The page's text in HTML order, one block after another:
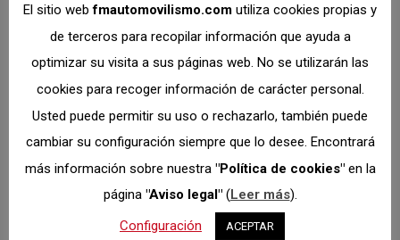
Rallye Sólo Clio-
Arganda, primera
prueba puntuable
para el
Campeonato de
El sitio webfmautomovilismo.com utiliza cookies propias y
de terceros para recopilar información que ayuda a
optimizar su visita a sus páginas web. No se utilizarán las
cookies para recoger información de carácter personal.
Usted puede permitir su uso o rechazarlo, también puede
cambiar su configuración siempre que lo desee. Encontrará
más información sobre nuestra "Política de cookies"en la
página "Aviso legal"(Leer más).
Configuración
ACEPTAR